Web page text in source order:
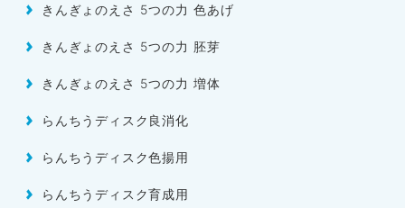
きんぎょのえさ 5つの力 色あげ
きんぎょのえさ 5つの力 胚芽
きんぎょのえさ 5つの力 増体
らんちうディスク良消化
らんちうディスク色揚用
らんちうディスク育成用